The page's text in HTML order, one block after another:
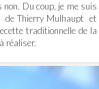
Du coup, je me suis
de Thierry Mulhaupt et
traditionnelle de la
réaliser.